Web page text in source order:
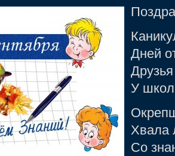
Дней
У
Хвала
Со